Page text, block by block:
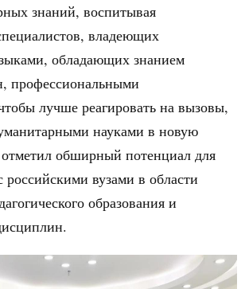
знаний, воспитывая
владеющих
обладающих знанием
профессиональными
лучше реагировать на вызовы,
науками в новую
обширный потенциал для
российскими вузами в области
образования и